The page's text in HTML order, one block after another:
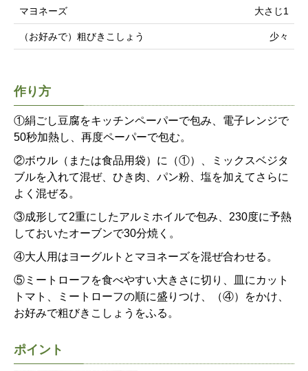
マヨネーズ 大さじ1
（お好みで）粗びきこしょう 少々
作り方
①絹ごし豆腐をキッチンペーパーで包み、電子レンジで
50秒加熱し、再度ペーパーで包む。
②ボウル（または食品用袋）に（①）、ミックスベジタ
ブルを入れて混ぜ、ひき肉、パン粉、塩を加えてさらに
よく混ぜる。
③成形して2重にしたアルミホイルで包み、230度に予熱
しておいたオーブンで30分焼く。
④大人用はヨーグルトとマヨネーズを混ぜ合わせる。
⑤ミートローフを食べやすい大きさに切り、皿にカット
トマト、ミートローフの順に盛りつけ、（④）をかけ、
お好みで粗びきこしょうをふる。
ポイント